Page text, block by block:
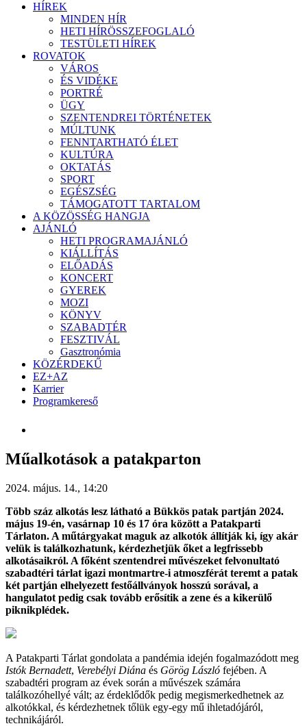
HÍREK
MINDEN HÍR
HETI HÍRÖSSZEFOGLALÓ
TESTÜLETI HÍREK
ROVATOK
VÁROS
ÉS VIDÉKE
PORTRÉ
ÜGY
SZENTENDREI TÖRTÉNETEK
MÚLTUNK
FENNTARTHATÓ ÉLET
KULTÚRA
OKTATÁS
SPORT
EGÉSZSÉG
TÁMOGATOTT TARTALOM
A KÖZÖSSÉG HANGJA
AJÁNLÓ
HETI PROGRAMAJÁNLÓ
KIÁLLÍTÁS
ELŐADÁS
KONCERT
GYEREK
MOZI
KÖNYV
SZABADTÉR
FESZTIVÁL
Gasztronómia
KÖZÉRDEKŰ
EZ+AZ
Karrier
Programkereső
Műalkotások a patakparton
2024. május. 14., 14:20
Több száz alkotás lesz látható a Bükkös patak partján 2024.
május 19-én, vasárnap 10 és 17 óra között a Patakparti
Tárlaton. A műtárgyakat maguk az alkotók állítják ki, így akár
velük is találkozhatunk, kérdezhetjük őket a legfrissebb
alkotásaikról. A főként szentendrei művészeket felvonultató
szabadtéri tárlat igazi montmartre-i atmoszférát teremt a patak
két partján elhelyezett festőállványok hosszú sorával, a
hangulatot pedig csak tovább erősítik a zene és a kikerülő
piknikplédek.
A Patakparti Tárlat gondolata a pandémia idején fogalmazódott meg
Istók Bernadett, Verebélyi Diána és Görög László fejében. A
szabadtéri program az évek során a művészek számára
találkozóhellyé vált; az érdeklődők pedig megismerkedhetnek az
alkotókkal, és kérdezhetnek tőlük egy-egy mű ihletadójáról,
technikájáról.